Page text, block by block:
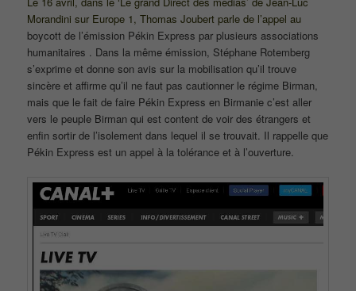
Morandini sur Europe 1, Thomas Joubert parle de l’appel au
boycott de l’émission Pékin Express par plusieurs associations
humanitaires . Dans la même émission, Stéphane Rotemberg
s’exprime et donne son avis sur la mobilisation qu’il trouve
sincère et affirme qu’il ne faut pas cautionner le régime Birman,
mais que le fait de faire Pékin Express en Birmanie c’est aller
vers le peuple Birman qui est content de voir des étrangers et
enfin sortir de l’isolement dans lequel il se trouvait. Il rappelle que
Pékin Express est un appel à la tolérance et à l’ouverture.